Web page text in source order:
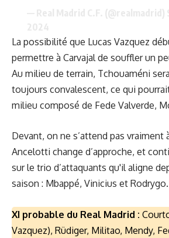
La possibilité que Lucas Vazquez
permettre à Carvajal de souffler un
Au milieu de terrain, Tchouaméni
toujours convalescent, ce qui
milieu composé de Fede Valverde,
Devant, on ne s’attend pas vraiment
Ancelotti change d’approche, et
sur le trio d’attaquants qu'il aligne
saison : Mbappé, Vinicius et Rodrygo.
XI probable du Real Madrid :
Vazquez), Rüdiger, Militao, Mendy,